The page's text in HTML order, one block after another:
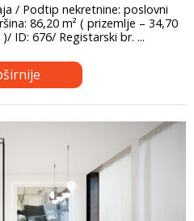
/ Podtip nekretnine: poslovni
86,20 m² ( prizemlje – 34,70
ID: 676/ Registarski br. ...